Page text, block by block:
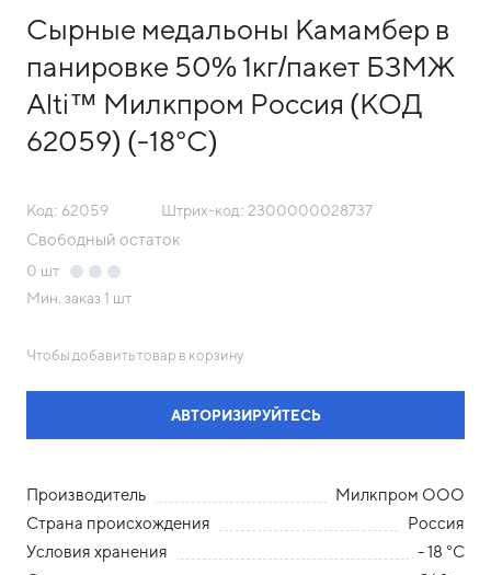
Сырные медальоны Камамбер в
панировке 50% 1кг/пакет БЗМЖ
Alti™ Милкпром Россия (КОД
62059) (-18°С)
Код: 62059 Штрих-код: 2300000028737
Свободный остаток
0 шт
Мин. заказ 1 шт
Чтобы добавить товар в корзину
АВТОРИЗИРУЙТЕСЬ
Производитель
Милкпром ООО
Страна происхождения
Россия
Условия хранения
- 18 °С